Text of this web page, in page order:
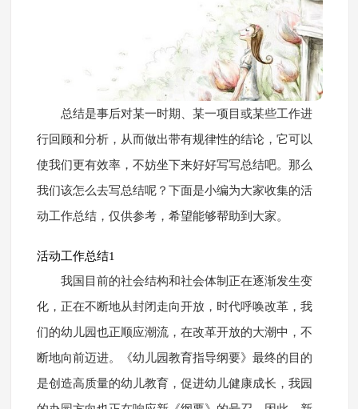
总结是事后对某一时期、某一项目或某些工作进
行回顾和分析，从而做出带有规律性的结论，它可以
使我们更有效率，不妨坐下来好好写写总结吧。那么
我们该怎么去写总结呢？下面是小编为大家收集的活
动工作总结，仅供参考，希望能够帮助到大家。
活动工作总结1
我国目前的社会结构和社会体制正在逐渐发生变
化，正在不断地从封闭走向开放，时代呼唤改革，我
们的幼儿园也正顺应潮流，在改革开放的大潮中，不
断地向前迈进。《幼儿园教育指导纲要》最终的目的
是创造高质量的幼儿教育，促进幼儿健康成长，我园